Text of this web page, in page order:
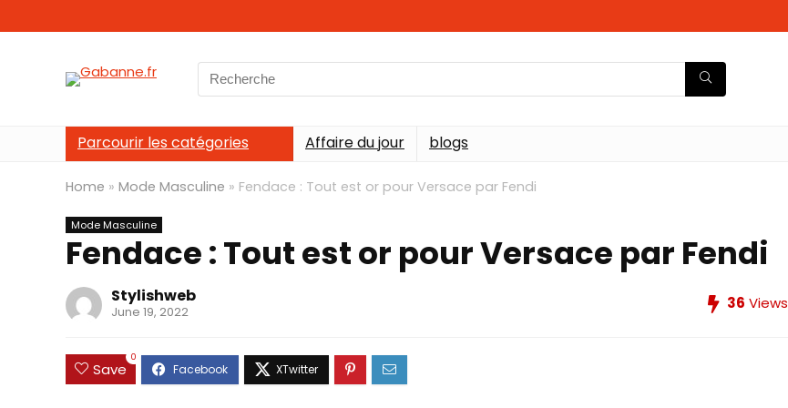
Search
for:
Parcourir les catégories Affaire du jour blogs
Home » Mode Masculine » Fendace : Tout est or pour Versace par Fendi
Mode Masculine
Fendace : Tout est or pour Versace par Fendi
Stylishweb
June 19, 2022 36 Views
Save
0